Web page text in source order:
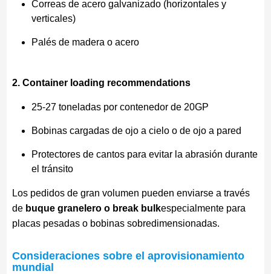
Correas de acero galvanizado (horizontales y
verticales)
Palés de madera o acero
2. Container loading recommendations
25-27 toneladas por contenedor de 20GP
Bobinas cargadas de ojo a cielo o de ojo a pared
Protectores de cantos para evitar la abrasión durante
el tránsito
Los pedidos de gran volumen pueden enviarse a través
de buque granelero o break bulkespecialmente para
placas pesadas o bobinas sobredimensionadas.
Consideraciones sobre el aprovisionamiento
mundial